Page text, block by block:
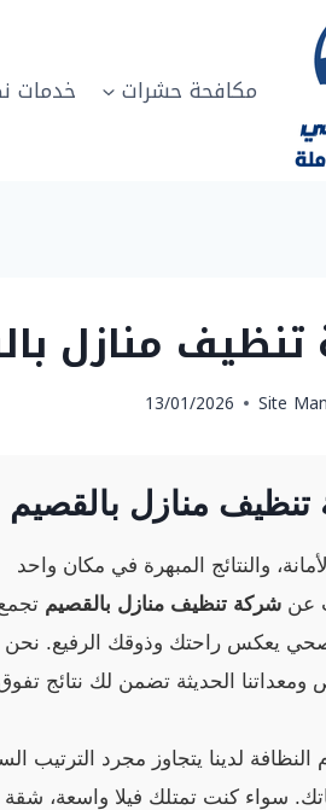
مكافحة حشرات خدمات
منازل بالقصيم 0502817208
Site
13/01/2026
منازل بالقصيم |
والنتائج المبهرة في مكان واحد
عن شركة تنظيف منازل بالقصيم
يعكس راحتك وذوقك الرفيع. نحن
ومعداتنا الحديثة تضمن لك نتائج
النظافة لدينا يتجاوز مجرد الترتيب
سواء كنت تمتلك فيلا واسعة، شقة